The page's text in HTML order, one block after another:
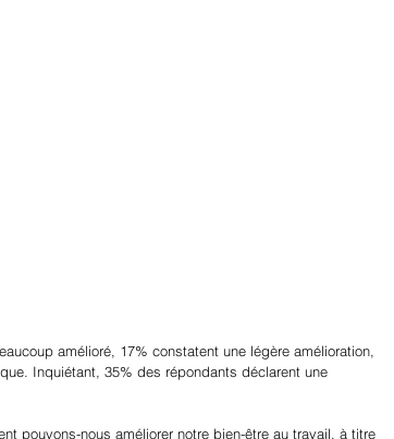
amélioré, 17% constatent une légère amélioration,
Inquiétant, 35% des répondants déclarent une
pouvons-nous améliorer notre bien-être au travail, à titre